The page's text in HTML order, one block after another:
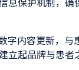
字内容更新，与
立起品牌与患者